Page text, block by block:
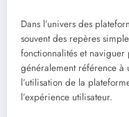
Dans l’univers des
souvent des repères
fonctionnalités et
généralement référence à
l’utilisation de la
l’expérience utilisateur.